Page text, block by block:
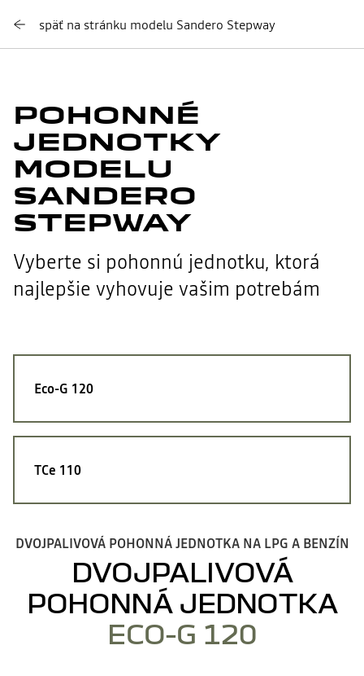
späť na stránku modelu Sandero Stepway
POHONNÉ
JEDNOTKY
MODELU
SANDERO
STEPWAY
Vyberte si pohonnú jednotku, ktorá
najlepšie vyhovuje vašim potrebám
Eco-G 120
TCe 110
DVOJPALIVOVÁ POHONNÁ JEDNOTKA NA LPG A BENZÍN​
DVOJPALIVOVÁ
POHONNÁ JEDNOTKA
ECO-G 120